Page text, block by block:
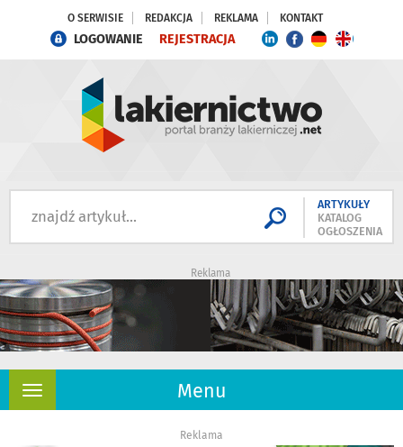
O SERWISIE REDAKCJA REKLAMA KONTAKT
LOGOWANIE REJESTRACJA
ARTYKUŁY
KATALOG
OGŁOSZENIA
Reklama
Menu
Rozwiń
Reklama